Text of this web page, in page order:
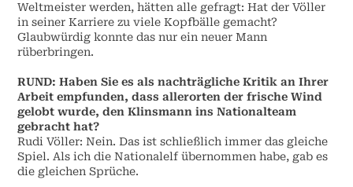
Weltmeister werden, hätten alle gefragt: Hat der Völler
in seiner Karriere zu viele Kopfbälle gemacht?
Glaubwürdig konnte das nur ein neuer Mann
rüberbringen.
RUND: Haben Sie es als nachträgliche Kritik an Ihrer
Arbeit empfunden, dass allerorten der frische Wind
gelobt wurde, den Klinsmann ins Nationalteam
gebracht hat?
Rudi Völler: Nein. Das ist schließlich immer das gleiche
Spiel. Als ich die Nationalelf übernommen habe, gab es
die gleichen Sprüche.